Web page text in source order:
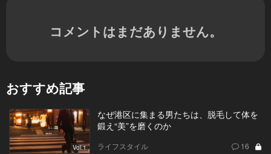
コメントはまだありません。
おすすめ記事
Vol.1
なぜ港区に集まる男たちは、脱毛して体を
鍛え“美”を磨くのか
ライフスタイル 16